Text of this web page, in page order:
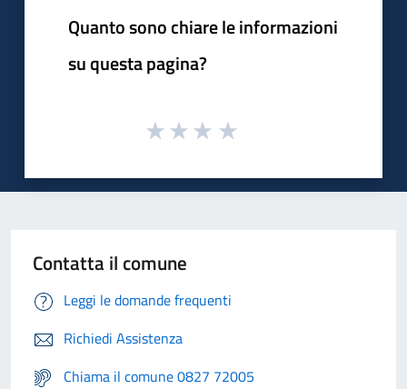
Quanto sono chiare le informazioni
su questa pagina?
Contatta il comune
Leggi le domande frequenti
Richiedi Assistenza
Chiama il comune 0827 72005